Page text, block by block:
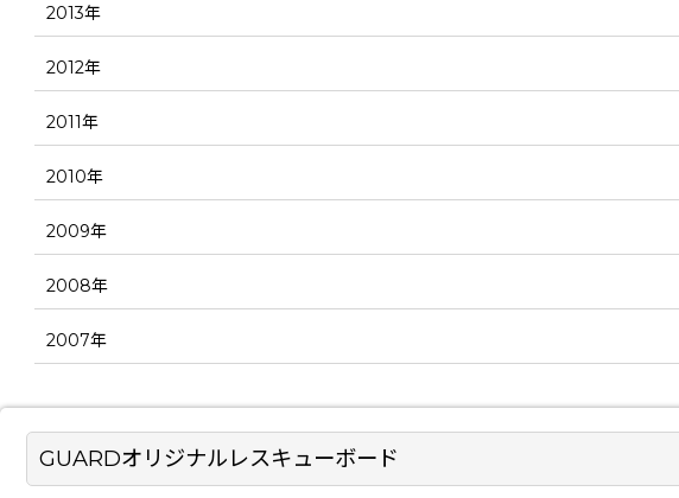
GUARDオリジナルレスキューボード
2013年
2012年
2011年
2010年
2009年
2008年
2007年